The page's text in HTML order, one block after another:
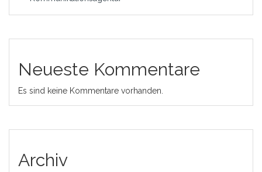
Neueste Kommentare
Es sind keine Kommentare vorhanden.
Archiv